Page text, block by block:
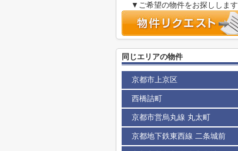
▼ご希望の物件をお探しします
同じエリアの物件
京都市上京区
西橋詰町
京都市営烏丸線 丸太町
京都地下鉄東西線 二条城前